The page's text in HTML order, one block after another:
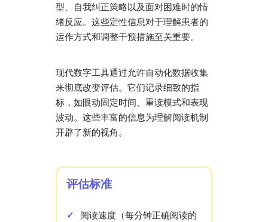
型、自我纠正策略以及面对困难时的情
绪反应。这些定性信息对于理解患者的
运作方式和调整干预措施至关重要。
现代数字工具通过允许自动化数据收集
来彻底改变评估。它们记录细致的指
标，如眼动固定时间、重读模式和表现
波动。这些丰富的信息为理解阅读机制
开辟了新的视角。
评估标准
阅读速度（每分钟正确阅读的